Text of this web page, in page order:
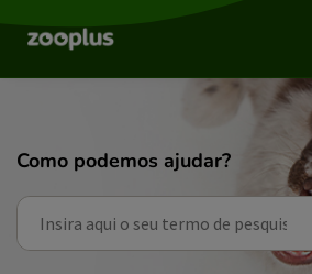
Como podemos ajudar?